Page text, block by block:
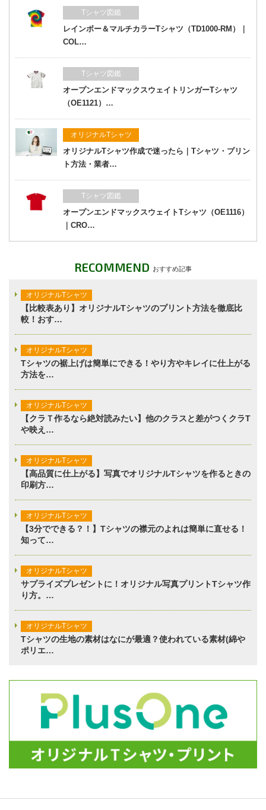
Tシャツ図鑑
レインボー＆マルチカラーTシャツ（TD1000-RM）｜
COL…
Tシャツ図鑑
オープンエンドマックスウェイトリンガーTシャツ
（OE1121）…
オリジナルTシャツ
オリジナルTシャツ作成で迷ったら｜Tシャツ・プリン
ト方法・業者…
Tシャツ図鑑
オープンエンドマックスウェイトTシャツ（OE1116）
｜CRO…
RECOMMEND おすすめ記事
オリジナルTシャツ
【比較表あり】オリジナルTシャツのプリント方法を徹底比
較！おす…
オリジナルTシャツ
Tシャツの裾上げは簡単にできる！やり方やキレイに仕上がる
方法を…
オリジナルTシャツ
【クラＴ作るなら絶対読みたい】他のクラスと差がつくクラT
や映え…
オリジナルTシャツ
【高品質に仕上がる】写真でオリジナルTシャツを作るときの
印刷方…
オリジナルTシャツ
【3分でできる？！】Tシャツの襟元のよれは簡単に直せる！
知って…
オリジナルTシャツ
サプライズプレゼントに！オリジナル写真プリントTシャツ作
り方。…
オリジナルTシャツ
Tシャツの生地の素材はなにが最適？使われている素材(綿や
ポリエ…